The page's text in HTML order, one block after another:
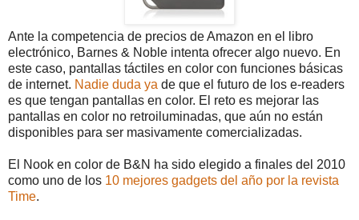
Ante la competencia de precios de Amazon en el libro
electrónico, Barnes & Noble intenta ofrecer algo nuevo. En
este caso, pantallas táctiles en color con funciones básicas
de internet. Nadie duda ya de que el futuro de los e-readers
es que tengan pantallas en color. El reto es mejorar las
pantallas en color no retroiluminadas, que aún no están
disponibles para ser masivamente comercializadas.
El Nook en color de B&N ha sido elegido a finales del 2010
como uno de los 10 mejores gadgets del año por la revista
Time.